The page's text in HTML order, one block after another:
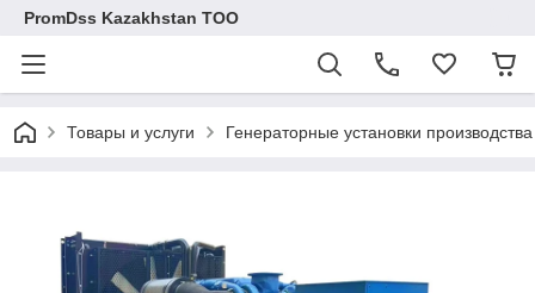
PromDss Kazakhstan TOO
Товары и услуги Генераторные установки